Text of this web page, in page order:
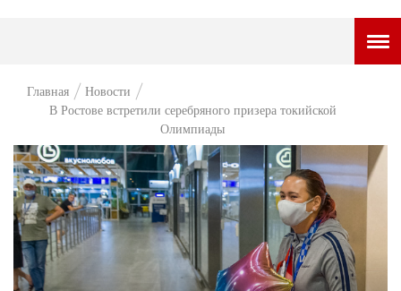
НОВОСТИ
ВОПРОС НЕДЕЛИ
ПРЕМЬЕРА
ТАМ И ТУТ
СТИЛЬ ЖИЗНИ
Главная
Новости
В Ростове встретили серебряного призера токийской
Олимпиады